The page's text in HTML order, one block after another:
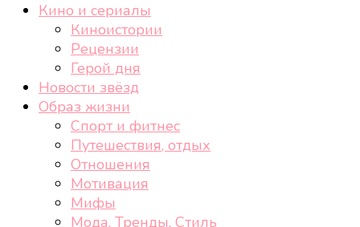
cheek-look.ru
Женский сайт о звездах и кино, а также трендах,
здоровом образе жизни, спорте, стиле, отдыхе и
Кино и сериалы
Киноистории
Рецензии
Герой дня
Новости звёзд
Образ жизни
Спорт и фитнес
Путешествия, отдых
Отношения
Мотивация
Мифы
Мода, Тренды, Стиль